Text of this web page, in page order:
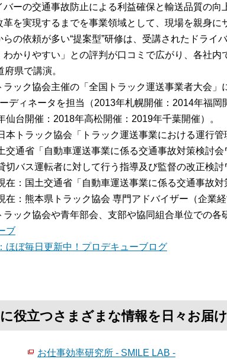
バーの交通事故防止による利益確保と輸送品質の向
革を実現するまでを事業領域として、現場を親身に
の依頼が多い“提案型”研修は、受講されたドライ
わかりやすい」との評判が口コミで広がり、各社内
県で講演。
ラック協会主催の「全国トラック運送事業者大会
ディネータを担当（2013年札幌開催：2014年福
仙台開催：2018年高松開催：2019年千葉開催）。
本トラック協会「トラック運送事業における運行
交通省「自動車運送事業に係る交通事故対策検討
切バス運転者に対して行う指導及び監督の改正検
在：国土交通省「自動車運送事業に係る交通事故
在：熊本県トラック協会 専門アドバイザー（企業
ラック協会や青年部会、支部や協同組合単位での各
ブ
ほぼ毎日更新中！プロデキューブログ
役立つさまざまな情報を日々お届
お仕事効率研究所 - SMILE LAB -